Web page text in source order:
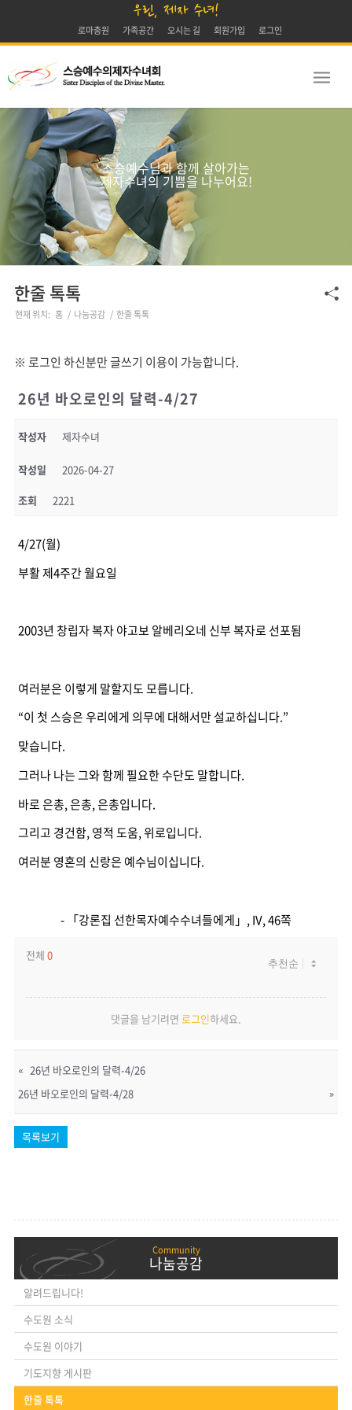
우린, 제자 수녀!
로마총원 가족공간 오시는 길 회원가입 로그인
한줄 톡톡
현재 위치: 홈 / 나눔공감 / 한줄 톡톡
스승예수님과 함께 살아가는
제자수녀의 기쁨을 나누어요!
※ 로그인 하신분만 글쓰기 이용이 가능합니다.
26년 바오로인의 달력-4/27
작성자 제자수녀
작성일 2026-04-27
조회 2221
4/27(월)
부활 제4주간 월요일
2003년 창립자 복자 야고보 알베리오네 신부 복자로 선포됨
여러분은 이렇게 말할지도 모릅니다.
“이 첫 스승은 우리에게 의무에 대해서만 설교하십니다.”
맞습니다.
그러나 나는 그와 함께 필요한 수단도 말합니다.
바로 은총, 은총, 은총입니다.
그리고 경건함, 영적 도움, 위로입니다.
여러분 영혼의 신랑은 예수님이십니다.
- 「강론집 선한목자예수수녀들에게」, IV, 46쪽
전체 0
댓글을 남기려면 로그인하세요.
« 26년 바오로인의 달력-4/26
26년 바오로인의 달력-4/28
»
목록보기
나눔공감
알려드립니다!
수도원 소식
수도원 이야기
기도지향 게시판
한줄 톡톡